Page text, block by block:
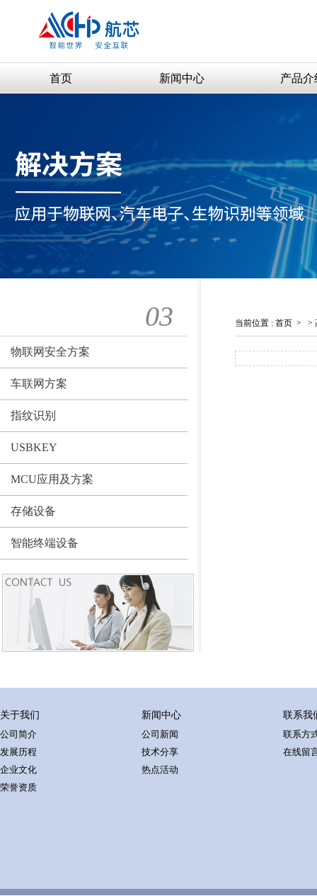
首页 新闻中心 产品介
03
物联网安全方案
车联网方案
指纹识别
USBKEY
MCU应用及方案
存储设备
智能终端设备
当前位置 : 首页 > >
关于我们
公司简介
发展历程
企业文化
荣誉资质
新闻中心
公司新闻
技术分享
热点活动
联系我
联系方
在线留